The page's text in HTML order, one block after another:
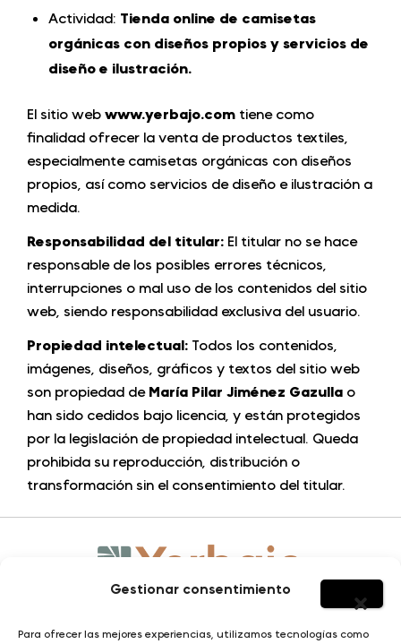
Gestionar consentimiento
Para ofrecer las mejores experiencias, utilizamos tecnologías como
Actividad: Tienda online de camisetas
orgánicas con diseños propios y servicios de
diseño e ilustración.
El sitio webwww.yerbajo.com tiene como
finalidad ofrecer la venta de productos textiles,
especialmente camisetas orgánicas con diseños
propios, así como servicios de diseño e ilustración a
medida.
Responsabilidad del titular: El titular no se hace
responsable de los posibles errores técnicos,
interrupciones o mal uso de los contenidos del sitio
web, siendo responsabilidad exclusiva del usuario.
Propiedad intelectual: Todos los contenidos,
imágenes, diseños, gráficos y textos del sitio web
son propiedad deMaría Pilar Jiménez Gazulla o
han sido cedidos bajo licencia, y están protegidos
por la legislación de propiedad intelectual. Queda
prohibida su reproducción, distribución o
transformación sin el consentimiento del titular.